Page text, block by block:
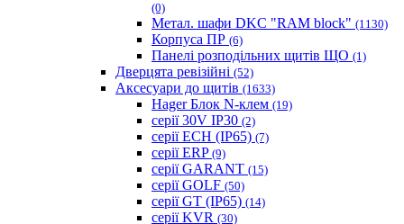
(0)
Метал. шафи DKC "RAM block" (1130)
Корпуса ПР (6)
Панелі розподільних щитів ЩО (1)
Дверцята ревізійні (52)
Аксесуари до щитів (1633)
Hager Блок N-клем (19)
серії 30V IP30 (2)
серії ECH (IP65) (7)
серії ERP (9)
серії GARANT (15)
серії GOLF (50)
серії GT (IP65) (14)
серії KVR (30)